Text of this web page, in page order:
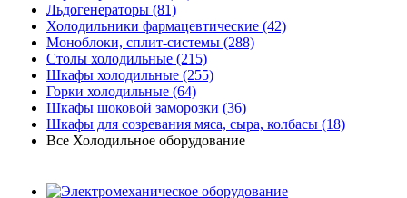
Льдогенераторы (81)
Холодильники фармацевтические (42)
Моноблоки, сплит-системы (288)
Столы холодильные (215)
Шкафы холодильные (255)
Горки холодильные (64)
Шкафы шоковой заморозки (36)
Шкафы для созревания мяса, сыра, колбасы (18)
Все Холодильное оборудование